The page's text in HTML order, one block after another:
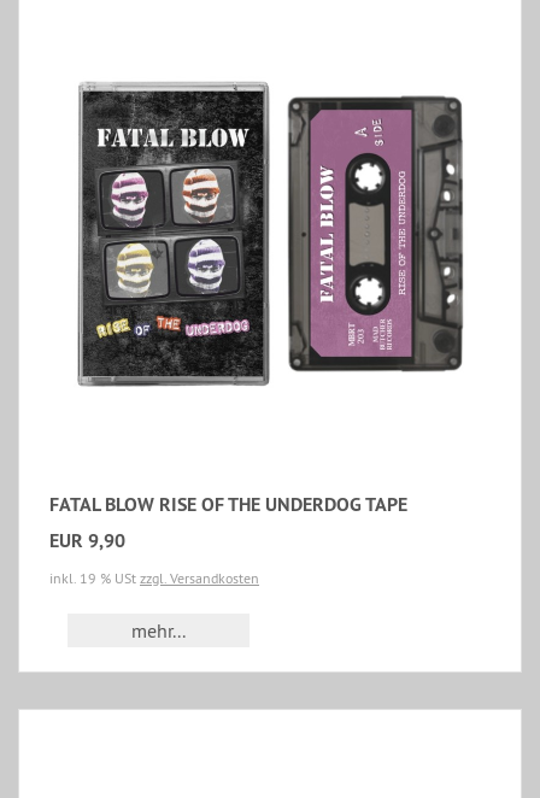
FATAL BLOW RISE OF THE UNDERDOG TAPE
EUR 9,90
inkl. 19 % USt zzgl. Versandkosten
mehr...